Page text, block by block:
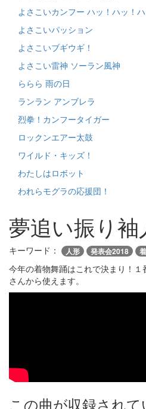
よさこいカンフー ハッ！ハッ！ハ
よさこいパッション
よさこいブギウギ！
よさこい雷神 ソーラン風神
ららら 雨の日
ランラン アンブレラ
烈拳！カンフータイガー
ロックンエアー太鼓
ワイルド・キッズ！
わたしはロボット
われらモグラの応援団！
夢追い振り袖
キーワード： 人形 発表会2018
今年の着物舞踊はこれで決まり！
さんから使えます。
この曲が収録され